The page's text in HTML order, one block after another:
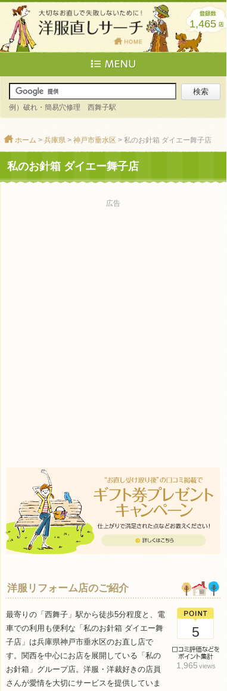
1,465
例）破れ・簡易穴修理 西舞子駅
ホーム > 兵庫県 > 神戸市垂水区 > 私のお針箱 ダイエー舞子店
私のお針箱 ダイエー舞子店
洋服リフォーム店のご紹介
最寄りの「西舞子」駅から徒歩5分程度と、電
車での利用も便利な「私のお針箱 ダイエー舞
子店」は兵庫県神戸市垂水区のお直し店で
す。関西を中心にお店を展開している「私の
お針箱」グループ店。洋服・洋裁好きの店員
さんが愛情を大切にサービスを提供していま
5
1,965 views